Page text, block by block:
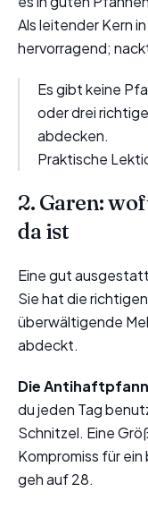
Als leitender Kern
hervorragend;
Es gibt keine
oder drei
abdecken.
Praktische
2. Garen:
da ist
Eine gut
Sie hat die
überwältigende
abdeckt.
Die
du jeden Tag
Schnitzel. Eine
Kompromiss für
geh auf 28.